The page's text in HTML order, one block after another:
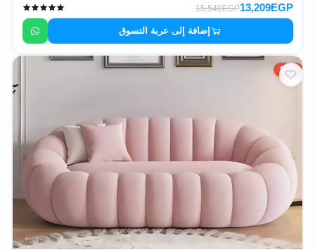
13,209EGP
15,540EGP
إضافة إلى عربة التسوق
15%